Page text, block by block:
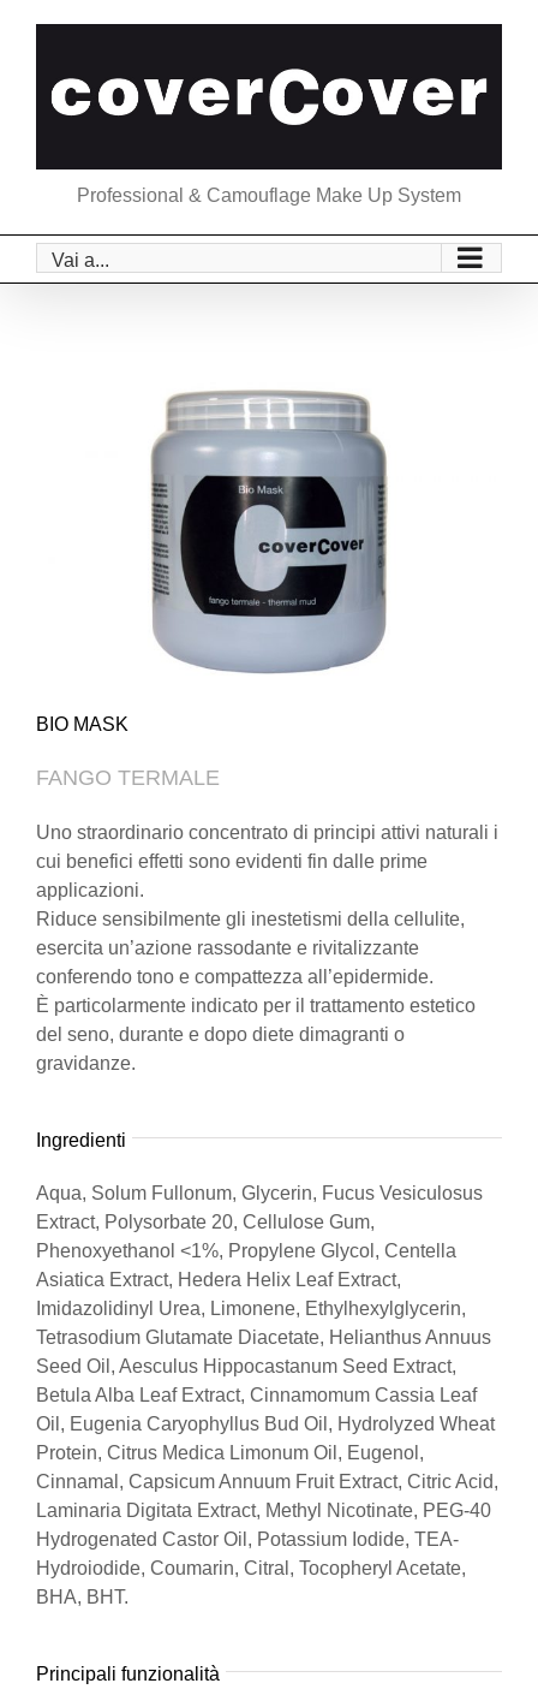
Professional & Camouflage Make Up System
Vai a...
BIO MASK
FANGO TERMALE
Uno straordinario concentrato di principi attivi naturali i
cui benefici effetti sono evidenti fin dalle prime
applicazioni.
Riduce sensibilmente gli inestetismi della cellulite,
esercita un’azione rassodante e rivitalizzante
conferendo tono e compattezza all’epidermide.
È particolarmente indicato per il trattamento estetico
del seno, durante e dopo diete dimagranti o
gravidanze.
Ingredienti
Aqua, Solum Fullonum, Glycerin, Fucus Vesiculosus
Extract, Polysorbate 20, Cellulose Gum,
Phenoxyethanol <1%, Propylene Glycol, Centella
Asiatica Extract, Hedera Helix Leaf Extract,
Imidazolidinyl Urea, Limonene, Ethylhexylglycerin,
Tetrasodium Glutamate Diacetate, Helianthus Annuus
Seed Oil, Aesculus Hippocastanum Seed Extract,
Betula Alba Leaf Extract, Cinnamomum Cassia Leaf
Oil, Eugenia Caryophyllus Bud Oil, Hydrolyzed Wheat
Protein, Citrus Medica Limonum Oil, Eugenol,
Cinnamal, Capsicum Annuum Fruit Extract, Citric Acid,
Laminaria Digitata Extract, Methyl Nicotinate, PEG-40
Hydrogenated Castor Oil, Potassium Iodide, TEA-
Hydroiodide, Coumarin, Citral, Tocopheryl Acetate,
BHA, BHT.
Principali funzionalità